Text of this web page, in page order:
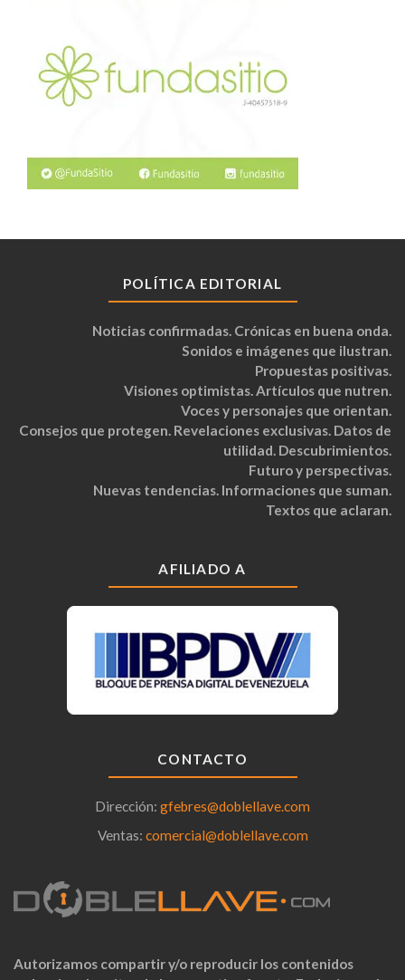
POLÍTICA EDITORIAL
Noticias confirmadas. Crónicas en buena onda.
Sonidos e imágenes que ilustran.
Propuestas positivas.
Visiones optimistas. Artículos que nutren.
Voces y personajes que orientan.
Consejos que protegen. Revelaciones exclusivas. Datos de
utilidad. Descubrimientos.
Futuro y perspectivas.
Nuevas tendencias. Informaciones que suman.
Textos que aclaran.
AFILIADO A
CONTACTO
Dirección: gfebres@doblellave.com
Ventas: comercial@doblellave.com
Autorizamos compartir y/o reproducir los contenidos